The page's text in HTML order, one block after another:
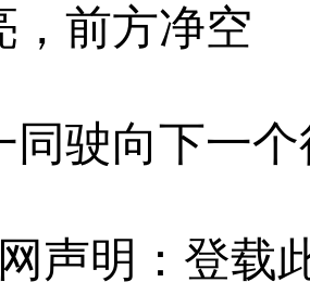
，前方净空
同驶向下一
声明：登载